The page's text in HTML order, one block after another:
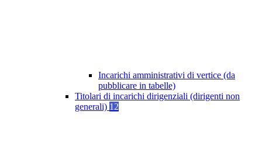
Incarichi amministrativi di vertice (da
pubblicare in tabelle)
Titolari di incarichi dirigenziali (dirigenti non
generali) 12